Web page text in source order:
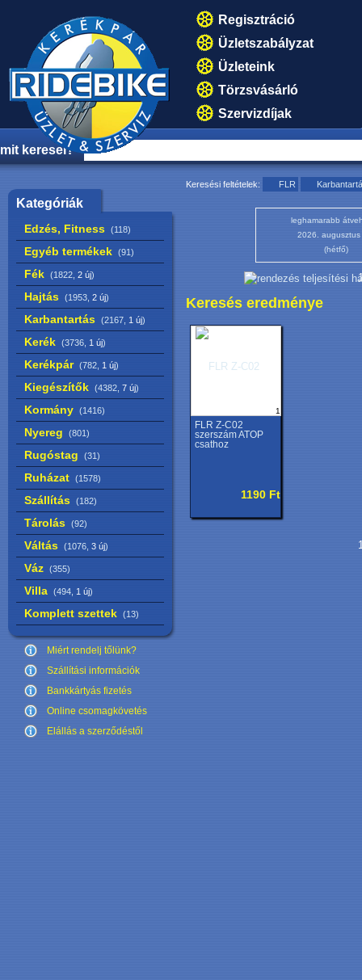
Regisztráció
Üzletszabályzat
Üzleteink
Törzsvásárló
Szervizdíjak
mit keresel?
Kategóriák
Edzés, Fitness (118)
Egyéb termékek (91)
Fék (1822, 2 új)
Hajtás (1953, 2 új)
Karbantartás (2167, 1 új)
Kerék (3736, 1 új)
Kerékpár (782, 1 új)
Kiegészítők (4382, 7 új)
Kormány (1416)
Nyereg (801)
Rugóstag (31)
Ruházat (1578)
Szállítás (182)
Tárolás (92)
Váltás (1076, 3 új)
Váz (355)
Villa (494, 1 új)
Komplett szettek (13)
Miért rendelj tőlünk?
Szállítási információk
Bankkártyás fizetés
Online csomagkövetés
Elállás a szerződéstől
Keresési feltételek: FLR
leghamarabb
2026. augusztus
(hétfő)
Keresés eredménye
1
FLR Z-C02
szerszám ATOP
csathoz
1190 Ft